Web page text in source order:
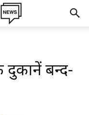
दुकानें बन्द-